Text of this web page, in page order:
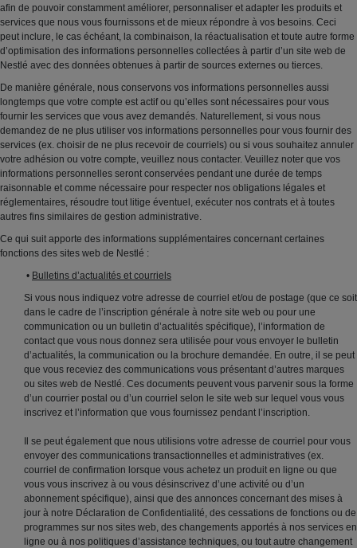
afin de pouvoir constamment améliorer, personnaliser et adapter les produits et
services que nous vous fournissons et de mieux répondre à vos besoins. Ceci
peut inclure, le cas échéant, la combinaison, la réactualisation et toute autre forme
d’optimisation des informations personnelles collectées à partir d’un site web de
Nestlé avec des données obtenues à partir de sources externes ou tierces.
De manière générale, nous conservons vos informations personnelles aussi
longtemps que votre compte est actif ou qu’elles sont nécessaires pour vous
fournir les services que vous avez demandés. Naturellement, si vous nous
demandez de ne plus utiliser vos informations personnelles pour vous fournir des
services (ex. choisir de ne plus recevoir de courriels) ou si vous souhaitez annuler
votre adhésion ou votre compte, veuillez nous contacter. Veuillez noter que vos
informations personnelles seront conservées pendant une durée de temps
raisonnable et comme nécessaire pour respecter nos obligations légales et
réglementaires, résoudre tout litige éventuel, exécuter nos contrats et à toutes
autres fins similaires de gestion administrative.
Ce qui suit apporte des informations supplémentaires concernant certaines
fonctions des sites web de Nestlé :
• Bulletins d’actualités et courriels
Si vous nous indiquez votre adresse de courriel et/ou de postage (que ce soit
dans le cadre de l’inscription générale à notre site web ou pour une
communication ou un bulletin d’actualités spécifique), l’information de
contact que vous nous donnez sera utilisée pour vous envoyer le bulletin
d’actualités, la communication ou la brochure demandée. En outre, il se peut
que vous receviez des communications vous présentant d’autres marques
ou sites web de Nestlé. Ces documents peuvent vous parvenir sous la forme
d’un courrier postal ou d’un courriel selon le site web sur lequel vous vous
inscrivez et l’information que vous fournissez pendant l’inscription.
Il se peut également que nous utilisions votre adresse de courriel pour vous
envoyer des communications transactionnelles et administratives (ex.
courriel de confirmation lorsque vous achetez un produit en ligne ou que
vous vous inscrivez à ou vous désinscrivez d’une activité ou d’un
abonnement spécifique), ainsi que des annonces concernant des mises à
jour à notre Déclaration de Confidentialité, des cessations de fonctions ou de
programmes sur nos sites web, des changements apportés à nos services en
ligne ou à nos politiques d’assistance techniques, ou tout autre changement